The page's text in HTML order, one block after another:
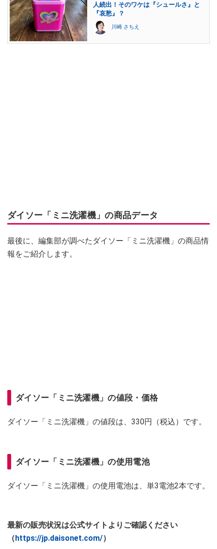
人続出！そのワケは『シュールさ』と
『哀愁』？
川崎 さちえ
ダイソー「ミニ洗濯機」の商品データ
最後に、編集部が調べたダイソー「ミニ洗濯機」の商品情
報をご紹介します。
ダイソー「ミニ洗濯機」の値段・価格
ダイソー「ミニ洗濯機」の値段は、330円（税込）です。
ダイソー「ミニ洗濯機」の使用電池
ダイソー「ミニ洗濯機」の使用電池は、単3電池2本です。
最新の販売状況は公式サイトよりご確認ください
（https://jp.daisonet.com/）